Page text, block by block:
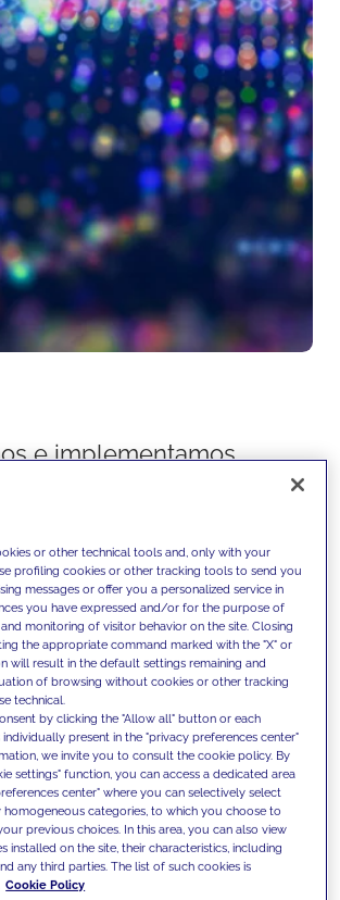
e implementamos
dados estruturados e
e permitindo
IA, automação e
ao longo dos
negócio.
or other technical tools and, only with your
profiling cookies or other tracking tools to send you
messages or offer you a personalized service in
you have expressed and/or for the purpose of
monitoring of visitor behavior on the site. Closing
the appropriate command marked with the "X" or
will result in the default settings remaining and
of browsing without cookies or other tracking
technical.
by clicking the "Allow all" button or each
present in the "privacy preferences center"
we invite you to consult the cookie policy. By
settings" function, you can access a dedicated area
center" where you can selectively select
categories, to which you choose to
previous choices. In this area, you can also view
installed on the site, their characteristics, including
any third parties. The list of such cookies is
Cookie Policy